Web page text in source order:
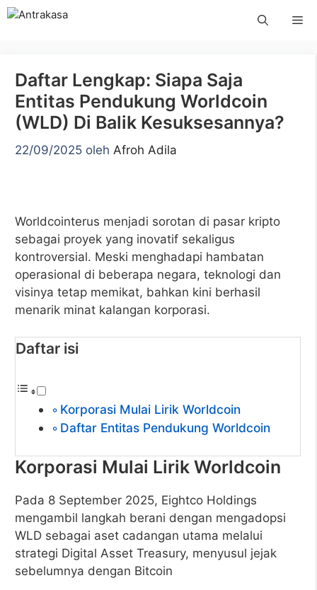
Langsung
Daftar Lengkap: Siapa Saja
Entitas Pendukung Worldcoin
(WLD) Di Balik Kesuksesannya?
22/09/2025 oleh Afroh Adila
Worldcointerus menjadi sorotan di pasar kripto
sebagai proyek yang inovatif sekaligus
kontroversial. Meski menghadapi hambatan
operasional di beberapa negara, teknologi dan
visinya tetap memikat, bahkan kini berhasil
menarik minat kalangan korporasi.
Daftar isi
Korporasi Mulai Lirik Worldcoin
Daftar Entitas Pendukung Worldcoin
Korporasi Mulai Lirik Worldcoin
Pada 8 September 2025, Eightco Holdings
mengambil langkah berani dengan mengadopsi
WLD sebagai aset cadangan utama melalui
strategi Digital Asset Treasury, menyusul jejak
sebelumnya dengan Bitcoin